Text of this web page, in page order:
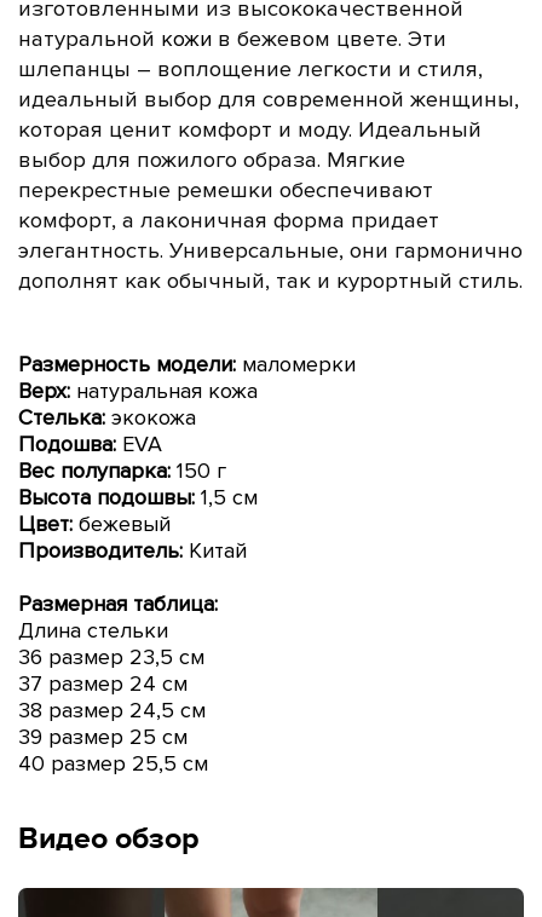
изготовленными из высококачественной
натуральной кожи в бежевом цвете. Эти
шлепанцы – воплощение легкости и стиля,
идеальный выбор для современной женщины,
которая ценит комфорт и моду. Идеальный
выбор для пожилого образа. Мягкие
перекрестные ремешки обеспечивают
комфорт, а лаконичная форма придает
элегантность. Универсальные, они гармонично
дополнят как обычный, так и курортный стиль.
Размерность модели: маломерки
Верх: натуральная кожа
Стелька: экокожа
Подошва: EVA
Вес полупарка: 150 г
Высота подошвы: 1,5 см
Цвет: бежевый
Производитель: Китай
Размерная таблица:
Длина стельки
36 размер 23,5 см
37 размер 24 см
38 размер 24,5 см
39 размер 25 см
40 размер 25,5 см
Видео обзор